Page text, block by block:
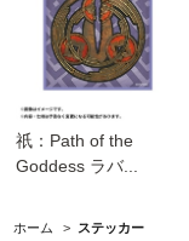
祇：Path of the
Goddess ラバ...
ホーム > ステッカー